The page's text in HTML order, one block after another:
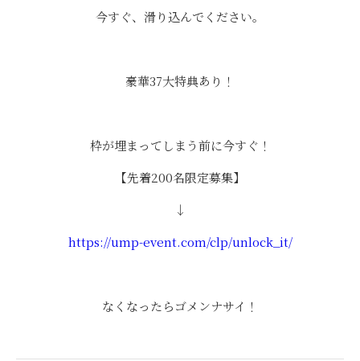
今すぐ、滑り込んでください。
豪華37大特典あり！
枠が埋まってしまう前に今すぐ！
【先着200名限定募集】
↓
https://ump-event.com/clp/unlock_it/
なくなったらゴメンナサイ！